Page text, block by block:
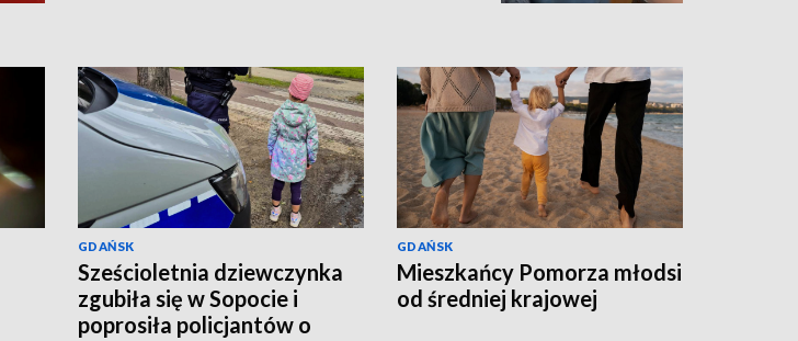
GDAŃSK
Sześcioletnia dziewczynka
zgubiła się w Sopocie i
poprosiła policjantów o
GDAŃSK
Mieszkańcy Pomorza młodsi
od średniej krajowej